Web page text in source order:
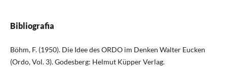
Bibliografia
Böhm, F. (1950). Die Idee des ORDO im Denken Walter Eucken
(Ordo, Vol. 3). Godesberg: Helmut Küpper Verlag.